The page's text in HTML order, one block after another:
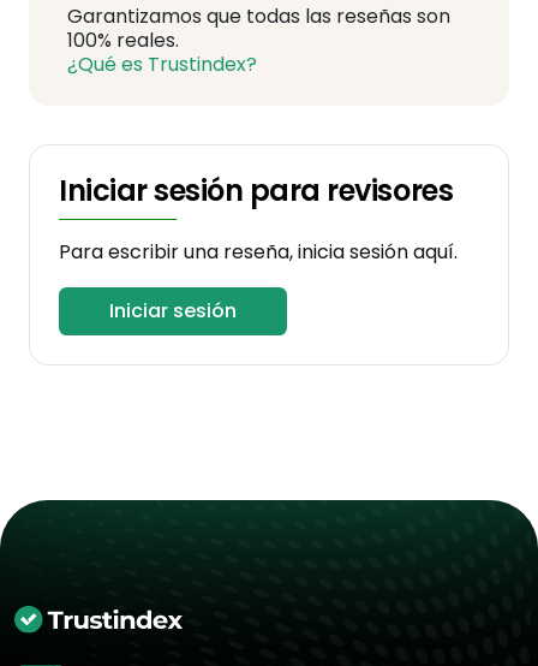
Garantizamos que todas las reseñas son
100% reales.
¿Qué es Trustindex?
Iniciar sesión para revisores
Para escribir una reseña, inicia sesión aquí.
Iniciar sesión